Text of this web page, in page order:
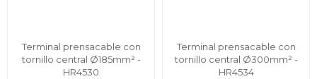
Terminal prensacable con
tornillo central Ø185mm² -
HR4530
Terminal prensacable con
tornillo central Ø300mm² -
HR4534